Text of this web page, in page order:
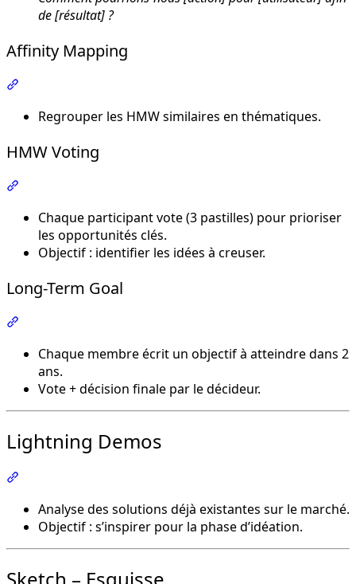
de [résultat] ?
Affinity Mapping
Regrouper les HMW similaires en thématiques.
HMW Voting
Chaque participant vote (3 pastilles) pour prioriser
les opportunités clés.
Objectif : identifier les idées à creuser.
Long-Term Goal
Chaque membre écrit un objectif à atteindre dans 2
ans.
Vote + décision finale par le décideur.
Lightning Demos
Analyse des solutions déjà existantes sur le marché.
Objectif : s’inspirer pour la phase d’idéation.